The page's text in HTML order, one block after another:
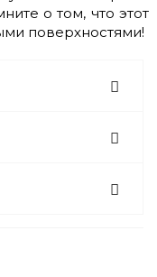
о том, что этот
поверхностями!